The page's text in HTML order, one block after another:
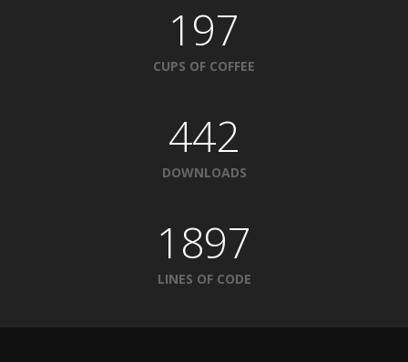
197
CUPS OF COFFEE
442
DOWNLOADS
1897
LINES OF CODE